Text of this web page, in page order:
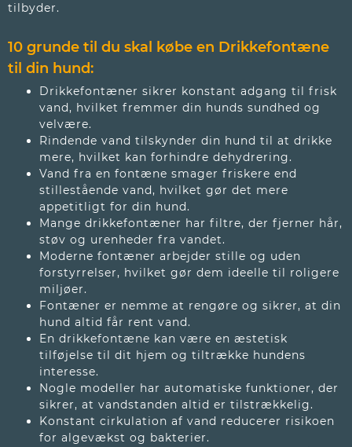
tilbyder.
10 grunde til du skal købe en Drikkefontæne
til din hund:
Drikkefontæner sikrer konstant adgang til frisk
vand, hvilket fremmer din hunds sundhed og
velvære.
Rindende vand tilskynder din hund til at drikke
mere, hvilket kan forhindre dehydrering.
Vand fra en fontæne smager friskere end
stillestående vand, hvilket gør det mere
appetitligt for din hund.
Mange drikkefontæner har filtre, der fjerner hår,
støv og urenheder fra vandet.
Moderne fontæner arbejder stille og uden
forstyrrelser, hvilket gør dem ideelle til roligere
miljøer.
Fontæner er nemme at rengøre og sikrer, at din
hund altid får rent vand.
En drikkefontæne kan være en æstetisk
tilføjelse til dit hjem og tiltrække hundens
interesse.
Nogle modeller har automatiske funktioner, der
sikrer, at vandstanden altid er tilstrækkelig.
Konstant cirkulation af vand reducerer risikoen
for algevækst og bakterier.